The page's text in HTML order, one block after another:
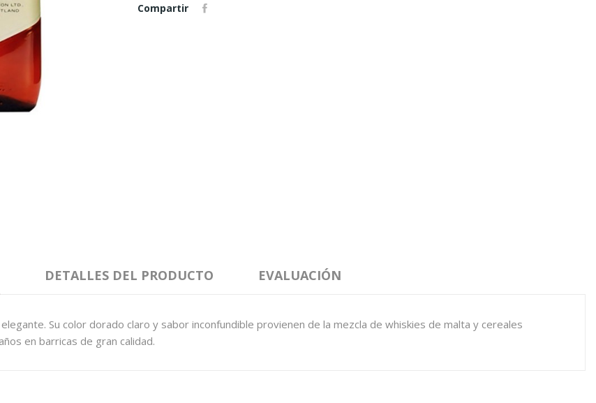
Compartir
DETALLES DEL PRODUCTO EVALUACIÓN
Su color dorado claro y sabor inconfundible provienen de la mezcla de whiskies de malta y cereales
en barricas de gran calidad.